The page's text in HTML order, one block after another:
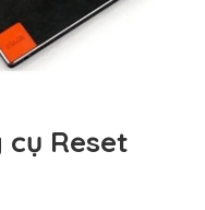
cụ Reset